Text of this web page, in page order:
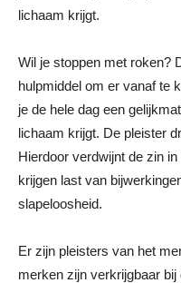
lichaam krijgt.
Wil je stoppen met roken?
hulpmiddel om er vanaf te
je de hele dag een
lichaam krijgt. De pleister
Hierdoor verdwijnt de zin
krijgen last van
slapeloosheid.
Er zijn pleisters van het
merken zijn verkrijgbaar